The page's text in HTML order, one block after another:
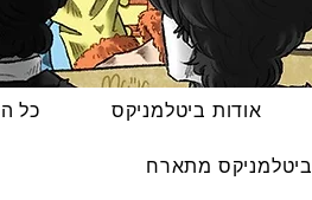
אודות ביטלמניקס כל
ביטלמניקס מתארח